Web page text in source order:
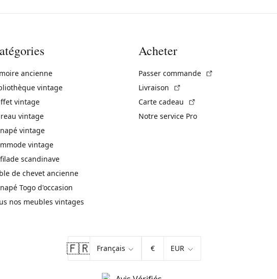
ancienne
vintage
vintage
vintage
vintage
vintage
scandinave
de chevet ancienne
Togo d'occasion
nos meubles vintages
Acheter
Passer commande
Livraison
Carte cadeau
Notre service Pro
🇫🇷 €